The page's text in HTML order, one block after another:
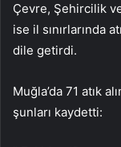
Çevre, Şehircilik
ise il sınırlarında
dile getirdi.
Muğla’da 71 atık
şunları kaydetti: